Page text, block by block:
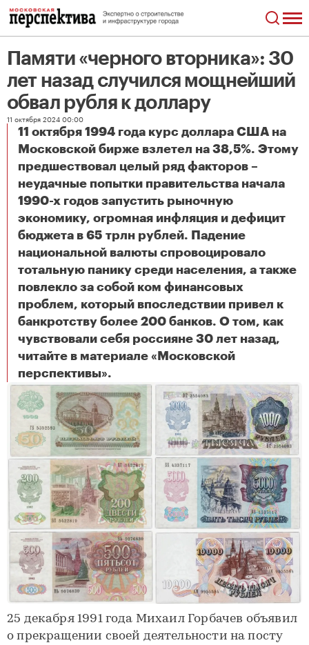
Памяти «черного вторника»: 30
лет назад случился мощнейший
обвал рубля к доллару
11 октября 2024 00:00
11 октября 1994 года курс доллара США на
Московской бирже взлетел на 38,5%. Этому
предшествовал целый ряд факторов –
неудачные попытки правительства начала
1990-х годов запустить рыночную
экономику, огромная инфляция и дефицит
бюджета в 65 трлн рублей. Падение
национальной валюты спровоцировало
тотальную панику среди населения, а также
повлекло за собой ком финансовых
проблем, который впоследствии привел к
банкротству более 200 банков. О том, как
чувствовали себя россияне 30 лет назад,
читайте в материале «Московской
перспективы».
25 декабря 1991 года Михаил Горбачев объявил
о прекращении своей деятельности на посту